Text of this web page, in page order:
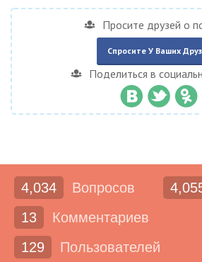
Просите друзей о
Спросите У Ваших
Поделиться в
4,034 Вопросов
13
Комментариев
129
Пользователей